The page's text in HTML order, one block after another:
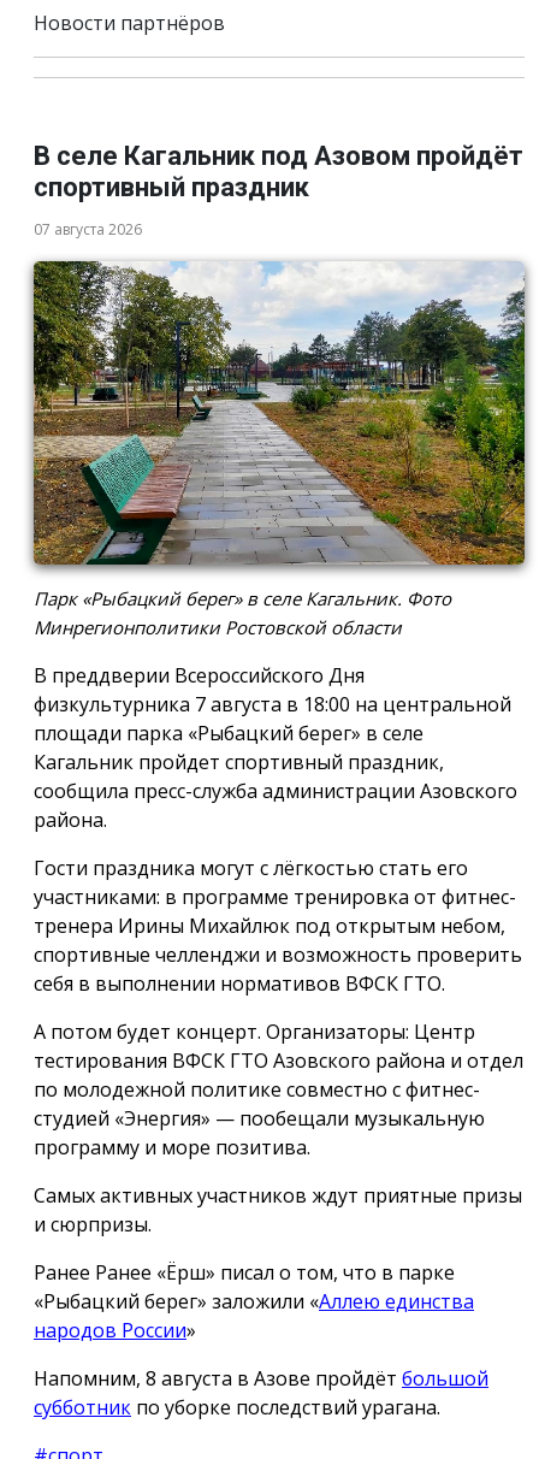
Новости партнёров
В селе Кагальник под Азовом пройдёт
спортивный праздник
07 августа 2026
Парк «Рыбацкий берег» в селе Кагальник. Фото
Минрегионполитики Ростовской области
В преддверии Всероссийского Дня
физкультурника 7 августа в 18:00 на центральной
площади парка «Рыбацкий берег» в селе
Кагальник пройдет спортивный праздник,
сообщила пресс-служба администрации Азовского
района.
Гости праздника могут с лёгкостью стать его
участниками: в программе тренировка от фитнес-
тренера Ирины Михайлюк под открытым небом,
спортивные челленджи и возможность проверить
себя в выполнении нормативов ВФСК ГТО.
А потом будет концерт. Организаторы: Центр
тестирования ВФСК ГТО Азовского района и отдел
по молодежной политике совместно с фитнес-
студией «Энергия» — пообещали музыкальную
программу и море позитива.
Самых активных участников ждут приятные призы
и сюрпризы.
Ранее Ранее «Ёрш» писал о том, что в парке
«Рыбацкий берег» заложили «Аллею единства
народов России»
Напомним, 8 августа в Азове пройдёт большой
субботник по уборке последствий урагана.